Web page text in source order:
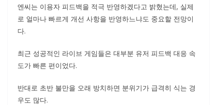
엔씨는 이용자 피드백을 적극 반영하겠다고 밝혔는데, 실제
로 얼마나 빠르게 개선 사항을 반영하느냐도 중요할 전망이
다.
최근 성공적인 라이브 게임들은 대부분 유저 피드백 대응 속
도가 빠른 편이었다.
반대로 초반 불만을 오래 방치하면 분위기가 급격히 식는 경
우도 많다.